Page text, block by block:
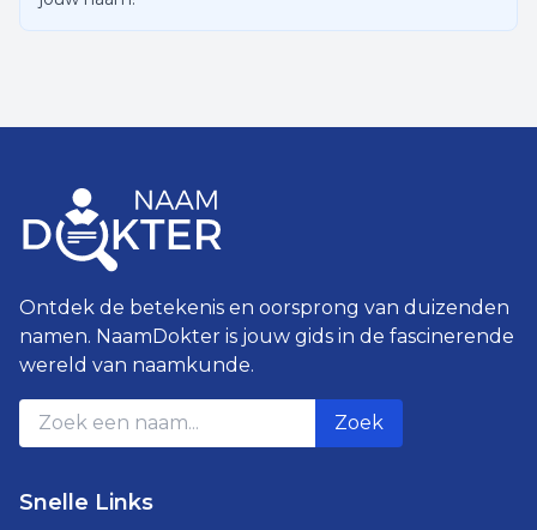
Ontdek de betekenis en oorsprong van duizenden
namen. NaamDokter is jouw gids in de fascinerende
wereld van naamkunde.
Zoek
Snelle Links